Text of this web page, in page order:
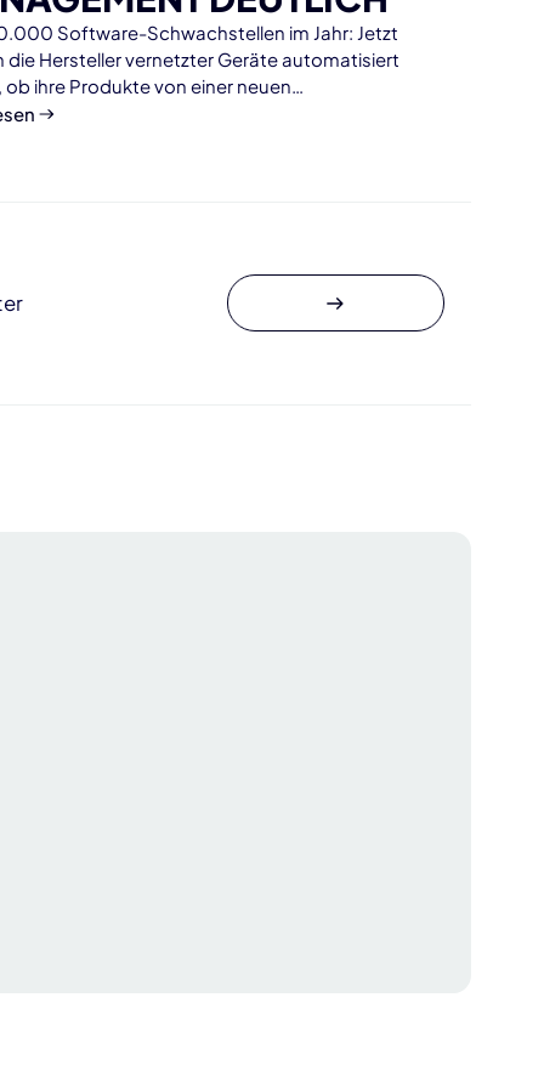
Software-Schwachstellen im Jahr: Jetzt
die Hersteller vernetzter Geräte automatisiert
ob ihre Produkte von einer neuen
betroffen sind.